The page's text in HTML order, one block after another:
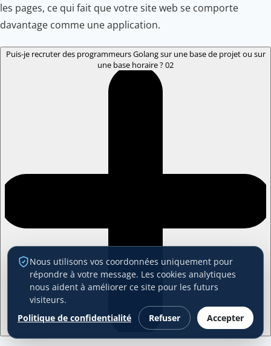
les pages, ce qui fait que votre site web se comporte
davantage comme une application.
Puis-je recruter des programmeurs Golang sur une base de projet ou sur
une base horaire ?02
Nous utilisons vos coordonnées uniquement pour
répondre à votre message. Les cookies analytiques
nous aident à améliorer ce site pour les futurs
visiteurs.
Politique de confidentialité
Refuser Accepter